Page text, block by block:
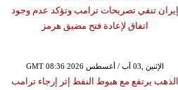
إيران تنفي تصريحات ترامب وتؤكد عدم وجود
اتفاق لإعادة فتح مضيق هرمز
GMT 08:36 2026 الإثنين ,03 آب / أغسطس
الذهب يرتفع مع هبوط النفط إثر إرجاء ترامب